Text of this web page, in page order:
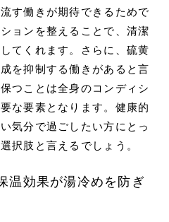
す働きが期待できるためで
ョンを整えることで、清潔
てくれます。さらに、硫黄
を抑制する働きがあると言
つことは全身のコンディシ
な要素となります。健康的
気分で過ごしたい方にとっ
択肢と言えるでしょう。
温効果が湯冷めを防ぎ